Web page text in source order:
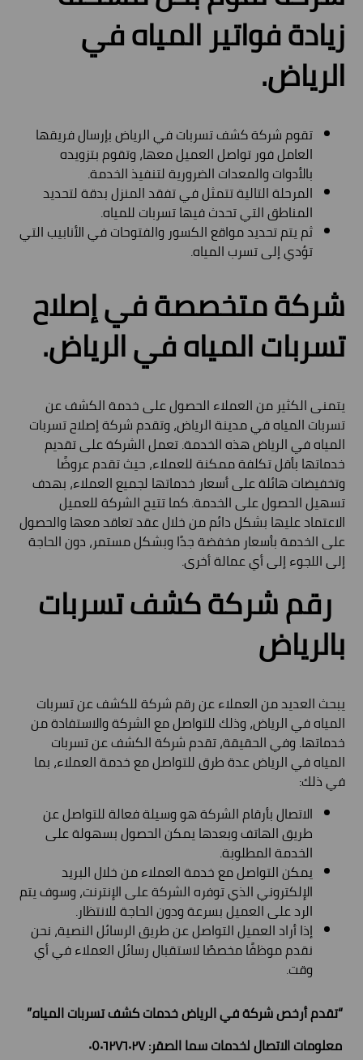
زيادة فواتير المياه في
الرياض.
تقوم شركة كشف تسربات في الرياض بإرسال فريقها
العامل فور تواصل العميل معها، وتقوم بتزويده
بالأدوات والمعدات الضرورية لتنفيذ الخدمة.
المرحلة التالية تتمثل في تفقد المنزل بدقة لتحديد
المناطق التي تحدث فيها تسربات للمياه.
ثم يتم تحديد مواقع الكسور والفتوحات في الأنابيب التي
تؤدي إلى تسرب المياه.
شركة متخصصة في إصلاح
تسربات المياه في الرياض.
يتمنى الكثير من العملاء الحصول على خدمة الكشف عن
تسربات المياه في مدينة الرياض، وتقدم شركة إصلاح تسربات
المياه في الرياض هذه الخدمة. تعمل الشركة على تقديم
خدماتها بأقل تكلفة ممكنة للعملاء، حيث تقدم عروضًا
وتخفيضات هائلة على أسعار خدماتها لجميع العملاء، بهدف
تسهيل الحصول على الخدمة. كما تتيح الشركة للعميل
الاعتماد عليها بشكل دائم من خلال عقد تعاقد معها والحصول
على الخدمة بأسعار مخفضة جدًا وبشكل مستمر، دون الحاجة
إلى اللجوء إلى أي عمالة أخرى.
رقم شركة كشف تسربات
بالرياض
يبحث العديد من العملاء عن رقم شركة للكشف عن تسربات
المياه في الرياض، وذلك للتواصل مع الشركة والاستفادة من
خدماتها. وفي الحقيقة، تقدم شركة الكشف عن تسربات
المياه في الرياض عدة طرق للتواصل مع خدمة العملاء، بما
في ذلك:
الاتصال بأرقام الشركة هو وسيلة فعالة للتواصل عن
طريق الهاتف وبعدها يمكن الحصول بسهولة على
الخدمة المطلوبة.
يمكن التواصل مع خدمة العملاء من خلال البريد
الإلكتروني الذي توفره الشركة على الإنترنت، وسوف يتم
الرد على العميل بسرعة ودون الحاجة للانتظار.
إذا أراد العميل التواصل عن طريق الرسائل النصية، نحن
نقدم موظفًا مخصصًا لاستقبال رسائل العملاء في أي
وقت.
“تقدم أرخص شركة في الرياض خدمات كشف تسربات المياه.”
معلومات الاتصال لخدمات سما الصقر: ٠٥٠٦٢٧٦٠٢٧